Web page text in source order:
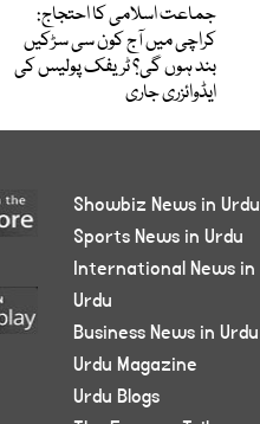
جماعت اسلامی کا احتجاج:
کراچی میں آج کون سی سڑکیں
بند ہوں گی؟ ٹریفک پولیس کی
ایڈوائزری جاری
Showbiz News in Urdu
Sports News in Urdu
International News in
Urdu
Business News in Urdu
Urdu Magazine
Urdu Blogs